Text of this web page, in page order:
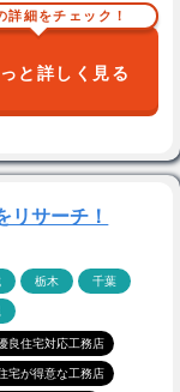
詳細をチェック！
と詳しく見る
リサーチ！
栃木 千葉
良住宅対応工務店
宅が得意な工務店